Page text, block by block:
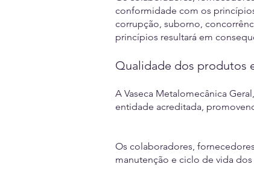
conformidade com os
corrupção, suborno,
princípios resultará em
Qualidade dos produtos
A Vaseca Metalomecânica
entidade acreditada,
Os colaboradores,
manutenção e ciclo de vida